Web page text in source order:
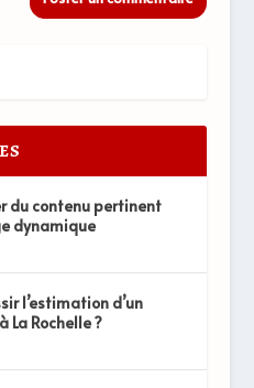
du contenu pertinent
dynamique
l’estimation d’un
Rochelle ?